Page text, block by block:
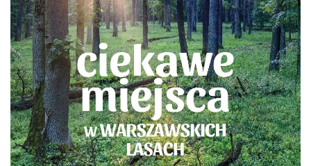
Więcej